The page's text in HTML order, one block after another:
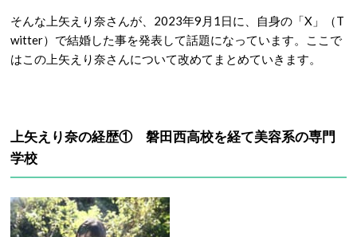
そんな上矢えり奈さんが、2023年9月1日に、自身の「X」（T
witter）で結婚した事を発表して話題になっています。ここで
はこの上矢えり奈さんについて改めてまとめていきます。
上矢えり奈の経歴① 磐田西高校を経て美容系の専門
学校